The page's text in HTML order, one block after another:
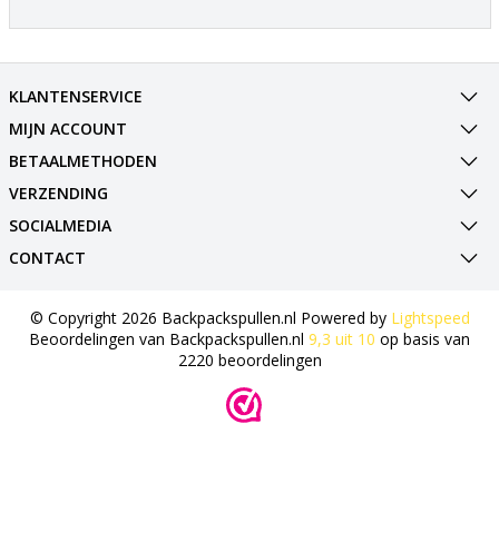
KLANTENSERVICE
MIJN ACCOUNT
BETAALMETHODEN
VERZENDING
SOCIALMEDIA
CONTACT
© Copyright 2026 Backpackspullen.nl Powered by Lightspeed
Beoordelingen van Backpackspullen.nl 9,3 uit 10 op basis van
2220 beoordelingen